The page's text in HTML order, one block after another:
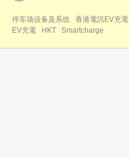
停车场设备及系统 香港電訊EV充電
EV充電
HKT Smartcharge